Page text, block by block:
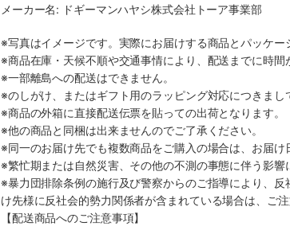
メーカー名: ドギーマンハヤシ株式会社トーア事業部
※写真はイメージです。実際にお届けする商品とパッケー
※商品在庫・天候不順や交通事情により、配送までに時間
※一部離島への配送はできません。
※のしがけ、またはギフト用のラッピング対応につきまし
※商品の外箱に直接配送伝票を貼っての出荷となります。
※他の商品と同梱は出来ませんのでご了承ください。
※同一のお届け先でも複数商品をご購入の場合は、お届け
※繁忙期または自然災害、その他の不測の事態に伴う影
※暴力団排除条例の施行及び警察からのご指導により、
け先様に反社会的勢力関係者が含まれている場合は、ご
【配送商品へのご注意事項】